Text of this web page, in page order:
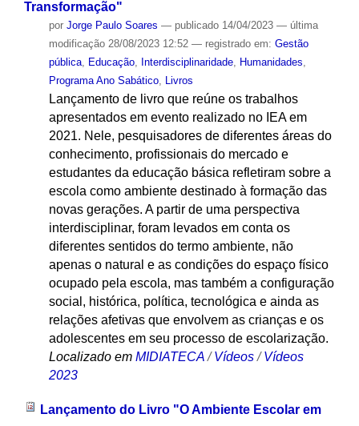
Transformação"
por Jorge Paulo Soares — publicado14/04/2023 — última
modificação28/08/2023 12:52 — registrado em: Gestão
pública, Educação, Interdisciplinaridade, Humanidades,
Programa Ano Sabático, Livros
Lançamento de livro que reúne os trabalhos
apresentados em evento realizado no IEA em
2021. Nele, pesquisadores de diferentes áreas do
conhecimento, profissionais do mercado e
estudantes da educação básica refletiram sobre a
escola como ambiente destinado à formação das
novas gerações. A partir de uma perspectiva
interdisciplinar, foram levados em conta os
diferentes sentidos do termo ambiente, não
apenas o natural e as condições do espaço físico
ocupado pela escola, mas também a configuração
social, histórica, política, tecnológica e ainda as
relações afetivas que envolvem as crianças e os
adolescentes em seu processo de escolarização.
Localizado em MIDIATECA / Vídeos / Vídeos
2023
Lançamento do Livro "O Ambiente Escolar em